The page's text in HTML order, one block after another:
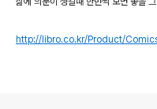
http://libro.co.kr/Product/